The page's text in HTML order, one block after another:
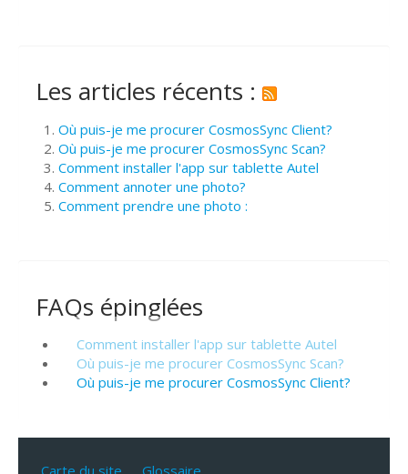
Les articles récents :
Où puis-je me procurer CosmosSync Client?
Où puis-je me procurer CosmosSync Scan?
Comment installer l'app sur tablette Autel
Comment annoter une photo?
Comment prendre une photo :
FAQs épinglées
Comment installer l'app sur tablette Autel
Où puis-je me procurer CosmosSync Scan?
Où puis-je me procurer CosmosSync Client?
Carte du site Glossaire